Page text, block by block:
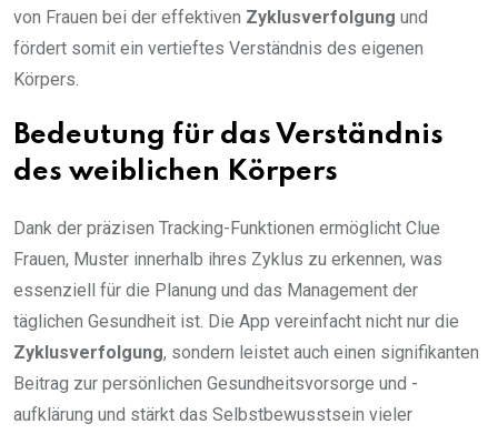
von Frauen bei der effektiven Zyklusverfolgung und
fördert somit ein vertieftes Verständnis des eigenen
Körpers.
Bedeutung für das Verständnis
des weiblichen Körpers
Dank der präzisen Tracking-Funktionen ermöglicht Clue
Frauen, Muster innerhalb ihres Zyklus zu erkennen, was
essenziell für die Planung und das Management der
täglichen Gesundheit ist. Die App vereinfacht nicht nur die
Zyklusverfolgung, sondern leistet auch einen signifikanten
Beitrag zur persönlichen Gesundheitsvorsorge und -
aufklärung und stärkt das Selbstbewusstsein vieler